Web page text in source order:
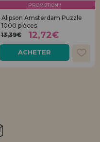
PROMOTION !
Alipson Amsterdam Puzzle
1000 pièces
13,39€
12,72€
ACHETER